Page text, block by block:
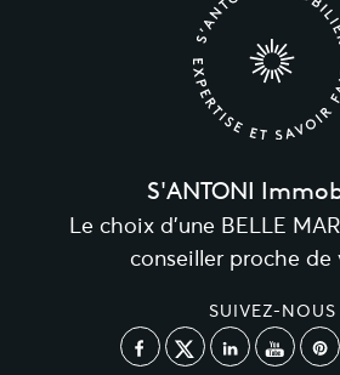
S'ANTONI
Le choix d’une BELLE
conseiller proche de
SUIVEZ-NOUS